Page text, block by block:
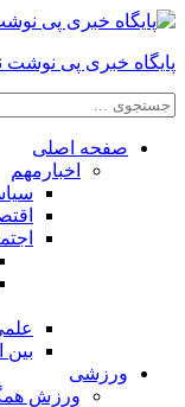
پایگاه خبری پی نوشت
صفحه اصلی
اخبارمهم
بین
ورزشی
ورزش